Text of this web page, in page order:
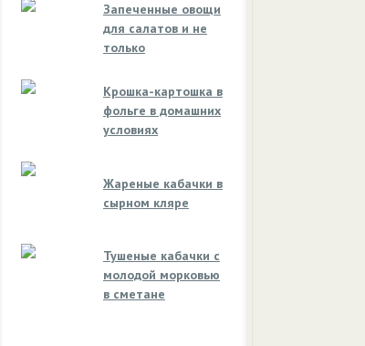
Запеченные овощи
для салатов и не
только
Крошка-картошка в
фольге в домашних
условиях
Жареные кабачки в
сырном кляре
Тушеные кабачки с
молодой морковью
в сметане